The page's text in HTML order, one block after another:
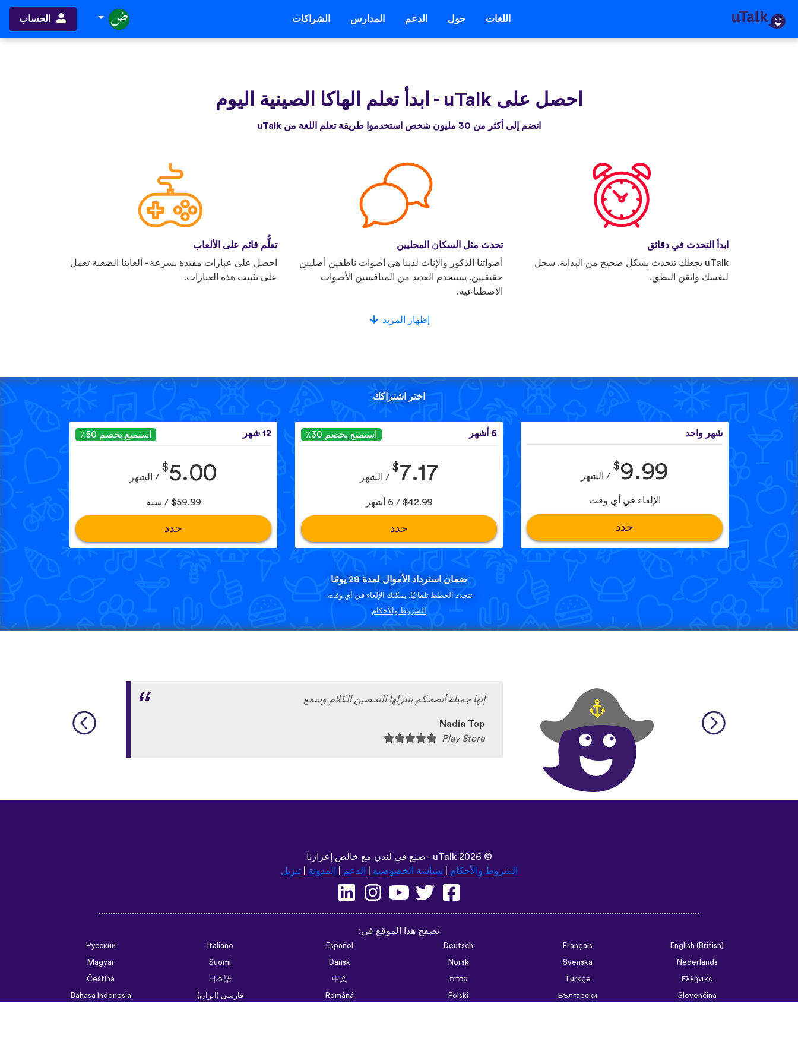
اللغات حول الدعم المدارس الشراكات الحساب
احصل على uTalk - ابدأ تعلم الهاكا الصينية اليوم
انضم إلى أكثر من 30 مليون شخص استخدموا طريقة تعلم اللغة من uTalk
ابدأ التحدث في دقائق
uTalk يجعلك تتحدث بشكل صحيح من البداية. سجل
لنفسك واتقن النطق.
تحدث مثل السكان المحليين
أصواتنا الذكور والإناث لدينا هي أصوات ناطقين أصليين
حقيقيين. يستخدم العديد من المنافسين الأصوات
الاصطناعية.
تعلُّم قائم على الألعاب
احصل على عبارات مفيدة بسرعة - ألعابنا الصعبة تعمل
على تثبيت هذه العبارات.
إظهار المزيد
اختر اشتراكك
شهر واحد
$9.99 / الشهر
الإلغاء في أي وقت
حدد
6 أشهر استمتع بخصم 30٪
$7.17 / الشهر
$42.99 / 6 أشهر
حدد
12 شهر استمتع بخصم 50٪
$5.00 / الشهر
$59.99 / سنة
حدد
ضمان استرداد الأموال لمدة 28 يومًا
تتجدد الخطط تلقائيًا. يمكنك الإلغاء في أي وقت.
الشروط والأحكام
إنها جميلة أنصحكم بتنزلها التحصين الكلام وسمع
Nadia Top
Play Store
©
uTalk2026 - صنع في لندن مع خالص إعزازنا
الشروط والأحكام
سياسة الخصوصية الدعم المدونة |تنزيل
تصفح هذا الموقع في:
English (British)
Français
Deutsch
Español
Italiano
Русский
Nederlands
Svenska
Norsk
Dansk
Suomi
Magyar
Ελληνικά
Türkçe עברית 中文
日本語
Čeština
Slovenčina
Български
Polski
Română فارسی (ایران)
Bahasa Indonesia